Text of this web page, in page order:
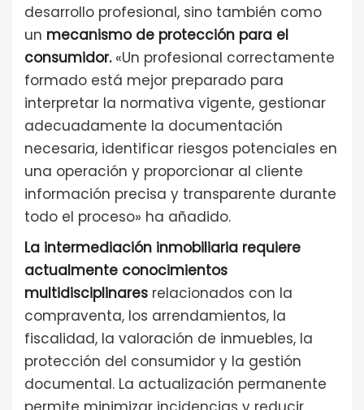
desarrollo profesional, sino también como
un mecanismo de protección para el
consumidor.«Un profesional correctamente
formado está mejor preparado para
interpretar la normativa vigente, gestionar
adecuadamente la documentación
necesaria, identificar riesgos potenciales en
una operación y proporcionar al cliente
información precisa y transparente durante
todo el proceso» ha añadido.
La intermediación inmobiliaria requiere
actualmente conocimientos
multidisciplinares relacionados con la
compraventa, los arrendamientos, la
fiscalidad, la valoración de inmuebles, la
protección del consumidor y la gestión
documental. La actualización permanente